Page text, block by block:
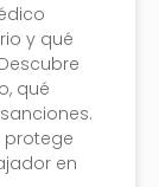
y qué
qué
protege
en